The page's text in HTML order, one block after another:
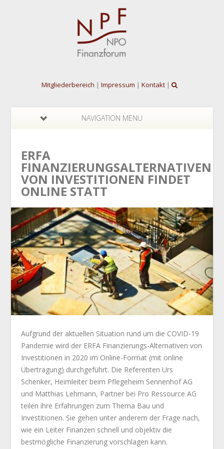
Mitgliederbereich | Impressum | Kontakt|
NAVIGATION MENU
ERFA
FINANZIERUNGSALTERNATIVEN
VON INVESTITIONEN FINDET
ONLINE STATT
Aufgrund der aktuellen Situation rund um die COVID-19
Pandemie wird der ERFA Finanzierungs-Alternativen von
Investitionen in 2020 im Online-Format (mit online
Übertragung) durchgeführt. Die Referenten Urs
Schenker, Heimleiter beim Pflegeheim Sennenhof AG
und Matthias Lehmann, Partner bei Pro Ressource AG
teilen ihre Erfahrungen zum Thema Bau und
Investitionen. Sie gehen unter anderem der Frage nach,
wie ein Leiter Finanzen schnell und objektiv die
bestmögliche Finanzierung vorschlagen kann.